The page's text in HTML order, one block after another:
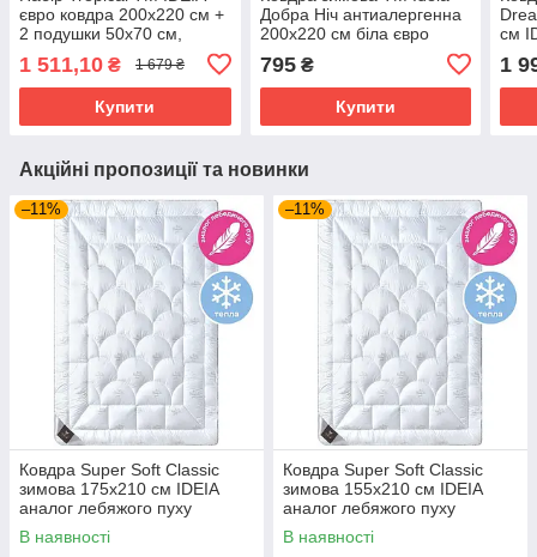
євро ковдра 200х220 см +
2 подушки 50х70 см,
1 511,10 ₴ 1 679 ₴
Купити
Добра Ніч антиалергенна
200х220 см біла євро
795₴
Купити
см
1
Акційні пропозиції та новинки
–11%
Ковдра Super Soft Classic
зимова 175х210 см IDEIA
аналог лебяжого пуху
штучний пух антиалергенна
теплое
В наявності
–11%
Ковдра Super Soft Classic
зимова 155х210 см IDEIA
аналог лебяжого пуху
антиалергенна штучний пух
В наявності